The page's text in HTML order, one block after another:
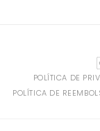
HOGAR Y
POLÍTICA DE
POLÍTICA DE